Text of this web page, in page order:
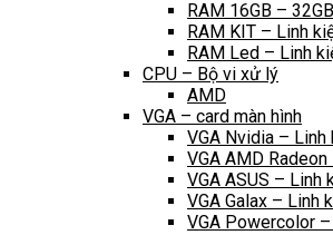
RAM 16GB –
RAM KIT – Linh
RAM Led – Linh
CPU – Bộ vi xử lý
AMD
VGA – card màn hình
VGA Nvidia – Linh
VGA AMD
VGA ASUS – Linh
VGA Galax – Linh
VGA Powercolor